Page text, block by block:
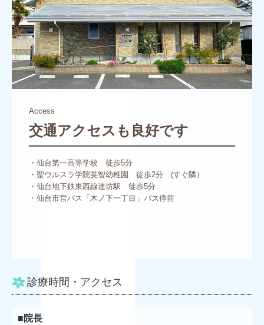
Access
交通アクセスも良好です
・仙台第一高等学校　徒歩5分
・聖ウルスラ学院英智幼稚園　徒歩2分　(すぐ隣）
・仙台地下鉄東西線連坊駅　徒歩5分
・仙台市営バス「木ノ下一丁目」バス停前
診療時間・アクセス
■院長